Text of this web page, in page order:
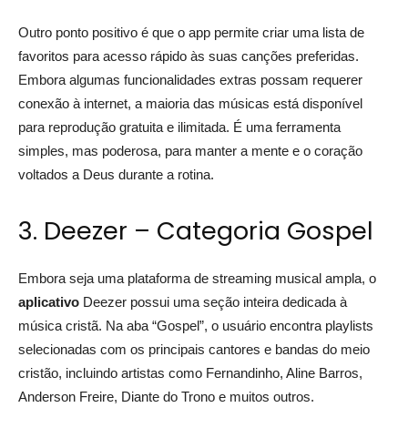
Outro ponto positivo é que o app permite criar uma lista de
favoritos para acesso rápido às suas canções preferidas.
Embora algumas funcionalidades extras possam requerer
conexão à internet, a maioria das músicas está disponível
para reprodução gratuita e ilimitada. É uma ferramenta
simples, mas poderosa, para manter a mente e o coração
voltados a Deus durante a rotina.
3. Deezer – Categoria Gospel
Embora seja uma plataforma de streaming musical ampla, o
aplicativo Deezer possui uma seção inteira dedicada à
música cristã. Na aba “Gospel”, o usuário encontra playlists
selecionadas com os principais cantores e bandas do meio
cristão, incluindo artistas como Fernandinho, Aline Barros,
Anderson Freire, Diante do Trono e muitos outros.